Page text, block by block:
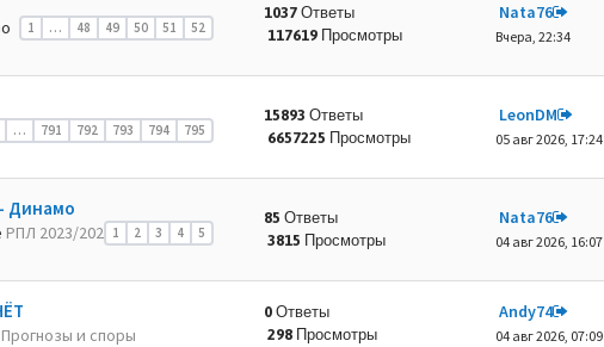
1 … 48 49 50 51 52
1037 Ответы
117619 Просмотры
Nata76
Вчера, 22:34
… 791 792 793 794 795
15893 Ответы
6657225 Просмотры
LeonDM
05 авг 2026, 17:24
Динамо
1 2 3 4 5
РПЛ 2023/202
85 Ответы
3815 Просмотры
Nata76
04 авг 2026, 16:07
Прогнозы и споры
0 Ответы
298 Просмотры
Andy74
04 авг 2026, 07:09